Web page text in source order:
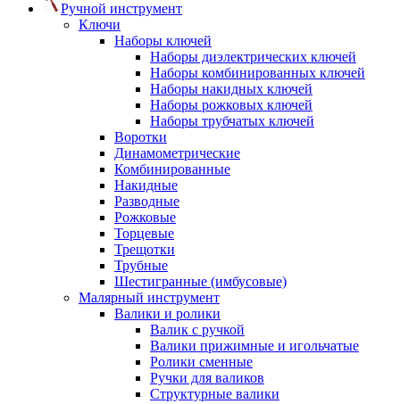
Ручной инструмент
Ключи
Наборы ключей
Наборы диэлектрических ключей
Наборы комбинированных ключей
Наборы накидных ключей
Наборы рожковых ключей
Наборы трубчатых ключей
Воротки
Динамометрические
Комбинированные
Накидные
Разводные
Рожковые
Торцевые
Трещотки
Трубные
Шестигранные (имбусовые)
Малярный инструмент
Валики и ролики
Валик с ручкой
Валики прижимные и игольчатые
Ролики сменные
Ручки для валиков
Структурные валики